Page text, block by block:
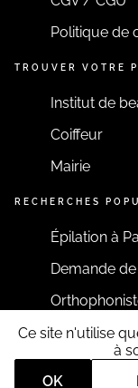
Politique de
TROUVER VOTRE
Institut de
Coiffeur
Mairie
RECHERCHES
Épilation à
Demande
RESTONS
Ce site n'utilise
à
OK